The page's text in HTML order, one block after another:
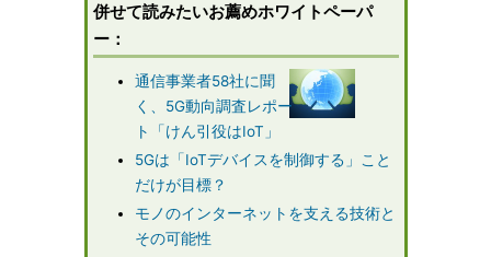
併せて読みたいお薦めホワイトペーパ
ー：
通信事業者58社に聞
く、5G動向調査レポー
ト「けん引役はIoT」
5Gは「IoTデバイスを制御する」こと
だけが目標？
モノのインターネットを支える技術と
その可能性